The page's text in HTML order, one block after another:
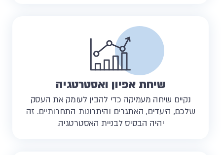
שיחת אפיון ואסטרטגיה
נקיים שיחה מעמיקה כדי להבין לעומק את העסק
שלכם, היעדים, האתגרים והיתרונות התחרותיים. זה
יהיה הבסיס לבניית האסטרטגיה.